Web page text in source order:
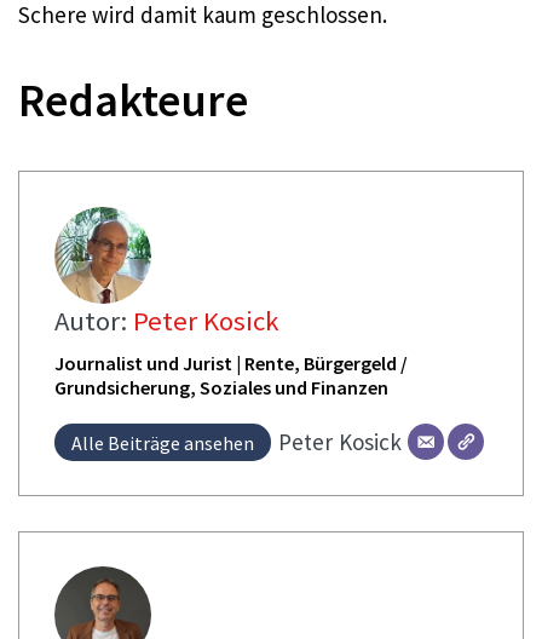
Schere wird damit kaum geschlossen.​
Redakteure
Autor: Peter Kosick
Journalist und Jurist | Rente, Bürgergeld /
Grundsicherung, Soziales und Finanzen
Alle Beiträge ansehen Peter Kosick